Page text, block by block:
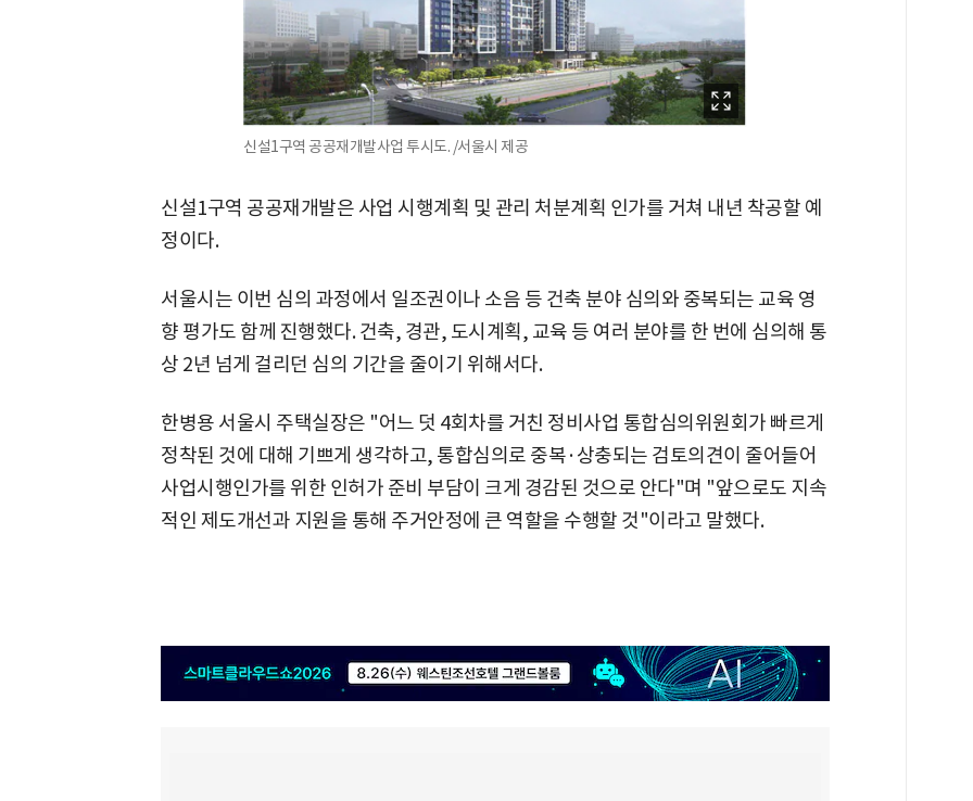
신설1구역 공공재개발사업 투시도. /서울시 제공
신설1구역 공공재개발은 사업 시행계획 및 관리 처분계획 인가를 거쳐 내년 착공할 예
정이다.
서울시는 이번 심의 과정에서 일조권이나 소음 등 건축 분야 심의와 중복되는 교육 영
향 평가도 함께 진행했다. 건축, 경관, 도시계획, 교육 등 여러 분야를 한 번에 심의해 통
상 2년 넘게 걸리던 심의 기간을 줄이기 위해서다.
한병용 서울시 주택실장은 "어느 덧 4회차를 거친 정비사업 통합심의위원회가 빠르게
정착된 것에 대해 기쁘게 생각하고, 통합심의로 중복·상충되는 검토의견이 줄어들어
사업시행인가를 위한 인허가 준비 부담이 크게 경감된 것으로 안다"며 "앞으로도 지속
적인 제도개선과 지원을 통해 주거안정에 큰 역할을 수행할 것"이라고 말했다.